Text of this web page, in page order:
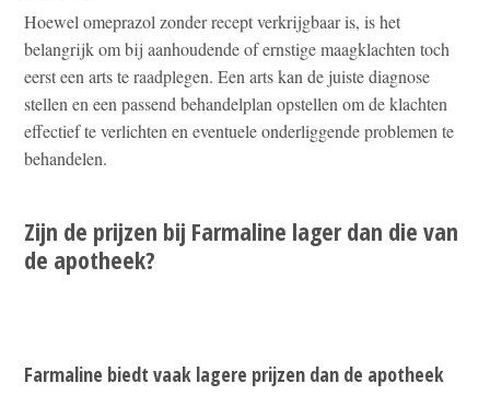
Hoewel omeprazol zonder recept verkrijgbaar is, is het
belangrijk om bij aanhoudende of ernstige maagklachten toch
eerst een arts te raadplegen. Een arts kan de juiste diagnose
stellen en een passend behandelplan opstellen om de klachten
effectief te verlichten en eventuele onderliggende problemen te
behandelen.
Zijn de prijzen bij Farmaline lager dan die van
de apotheek?
Farmaline biedt vaak lagere prijzen dan de apotheek